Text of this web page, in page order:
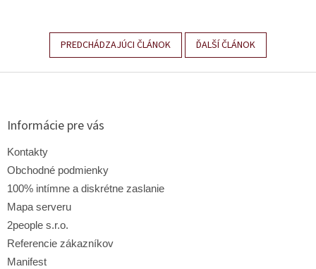
PREDCHÁDZAJÚCI ČLÁNOK ĎALŠÍ ČLÁNOK
Z
Informácie pre vás
Kontakty
Obchodné podmienky
100% intímne a diskrétne zaslanie
Mapa serveru
2people s.r.o.
Referencie zákazníkov
Manifest